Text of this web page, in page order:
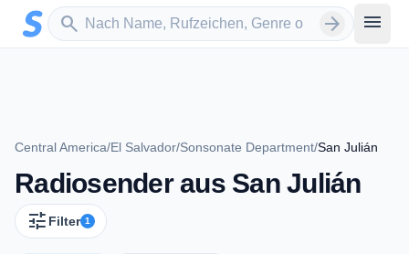
Zum Hauptinhalt springen
search
Sender suchen arrow_forward menu
Central America/El Salvador/Sonsonate Department/San Julián
Radiosender aus San Julián
tune Filter 1